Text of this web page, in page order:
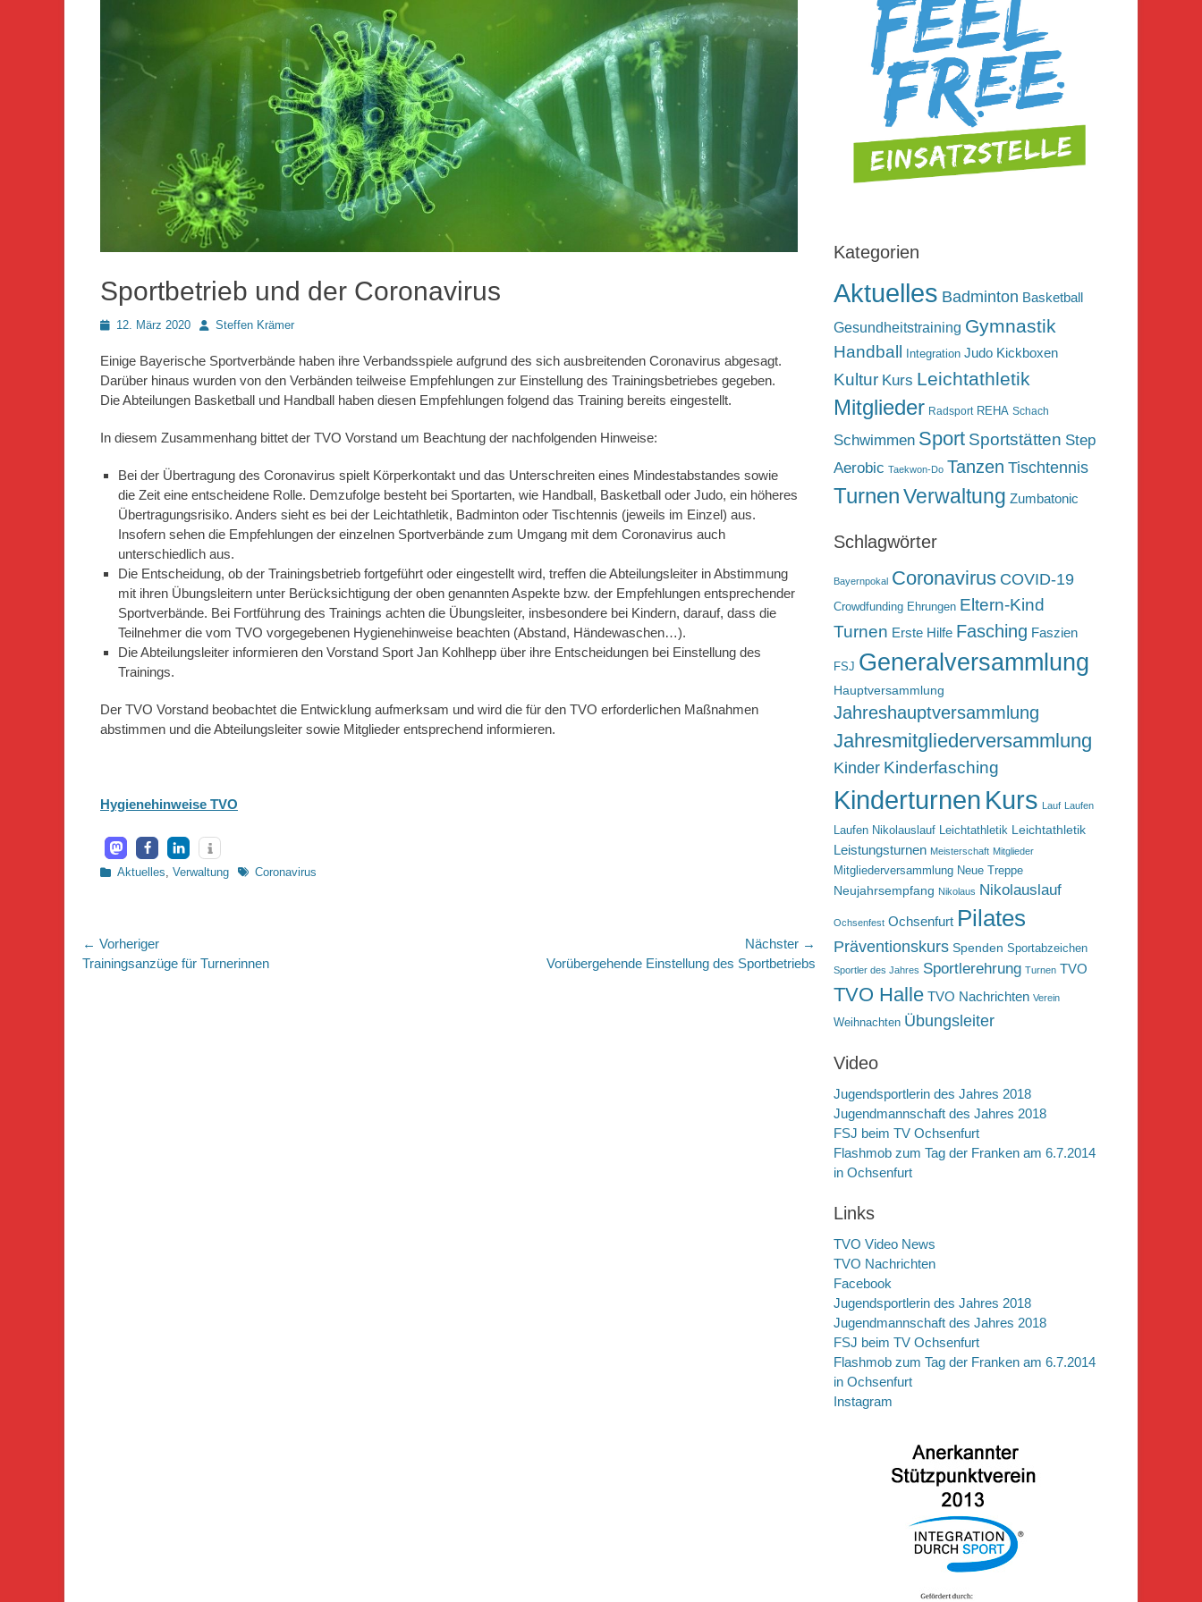
Sportbetrieb und der Coronavirus
Posted12. März 2020 AutorSteffen Krämer
Einige Bayerische Sportverbände haben ihre Verbandsspiele aufgrund des sich ausbreitenden Coronavirus abgesagt.
Darüber hinaus wurden von den Verbänden teilweise Empfehlungen zur Einstellung des Trainingsbetriebes gegeben.
Die Abteilungen Basketball und Handball haben diesen Empfehlungen folgend das Training bereits eingestellt.
In diesem Zusammenhang bittet der TVO Vorstand um Beachtung der nachfolgenden Hinweise:
Bei der Übertragung des Coronavirus spielt Körperkontakt und das Unterschreiten eines Mindestabstandes sowie
die Zeit eine entscheidene Rolle. Demzufolge besteht bei Sportarten, wie Handball, Basketball oder Judo, ein höheres
Übertragungsrisiko. Anders sieht es bei der Leichtathletik, Badminton oder Tischtennis (jeweils im Einzel) aus.
Insofern sehen die Empfehlungen der einzelnen Sportverbände zum Umgang mit dem Coronavirus auch
unterschiedlich aus.
Die Entscheidung, ob der Trainingsbetrieb fortgeführt oder eingestellt wird, treffen die Abteilungsleiter in Abstimmung
mit ihren Übungsleitern unter Berücksichtigung der oben genannten Aspekte bzw. der Empfehlungen entsprechender
Sportverbände. Bei Fortführung des Trainings achten die Übungsleiter, insbesondere bei Kindern, darauf, dass die
Teilnehmer die vom TVO vorgegebenen Hygienehinweise beachten (Abstand, Händewaschen…).
Die Abteilungsleiter informieren den Vorstand Sport Jan Kohlhepp über ihre Entscheidungen bei Einstellung des
Trainings.
Der TVO Vorstand beobachtet die Entwicklung aufmerksam und wird die für den TVO erforderlichen Maßnahmen
abstimmen und die Abteilungsleiter sowie Mitglieder entsprechend informieren.
Hygienehinweise TVO
Kategorien
Aktuelles, Verwaltung Schlagworte
Coronavirus
Beitragsnavigation
← Vorheriger
Vorheriger
Trainingsanzüge für Turnerinnen
Nächster →
Vorübergehende Einstellung des Sportbetriebs
Kategorien
Aktuelles Badminton Basketball
Gesundheitstraining Gymnastik
Handball Integration Judo Kickboxen
Kultur Kurs Leichtathletik
Mitglieder Radsport REHA Schach
Schwimmen Sport Sportstätten Step
Aerobic Taekwon-Do Tanzen Tischtennis
TurnenVerwaltung Zumbatonic
Schlagwörter
Bayernpokal Coronavirus COVID-19
Crowdfunding Ehrungen Eltern-Kind
Turnen Erste Hilfe Fasching Faszien
FSJ Generalversammlung
Hauptversammlung
Jahreshauptversammlung
Jahresmitgliederversammlung
Kinder Kinderfasching
Kinderturnen Kurs Lauf Laufen
Laufen Nikolauslauf Leichtathletik Leichtathletik
Leistungsturnen Meisterschaft Mitglieder
Mitgliederversammlung Neue Treppe
Neujahrsempfang Nikolaus Nikolauslauf
Ochsenfest Ochsenfurt Pilates
Präventionskurs Spenden Sportabzeichen
Sportler des Jahres Sportlerehrung Turnen TVO
TVO Halle TVO Nachrichten Verein
Weihnachten Übungsleiter
Video
Jugendsportlerin des Jahres 2018
Jugendmannschaft des Jahres 2018
FSJ beim TV Ochsenfurt
Flashmob zum Tag der Franken am 6.7.2014
in Ochsenfurt
Links
TVO Video News
TVO Nachrichten
Facebook
Jugendsportlerin des Jahres 2018
Jugendmannschaft des Jahres 2018
FSJ beim TV Ochsenfurt
Flashmob zum Tag der Franken am 6.7.2014
in Ochsenfurt
Instagram